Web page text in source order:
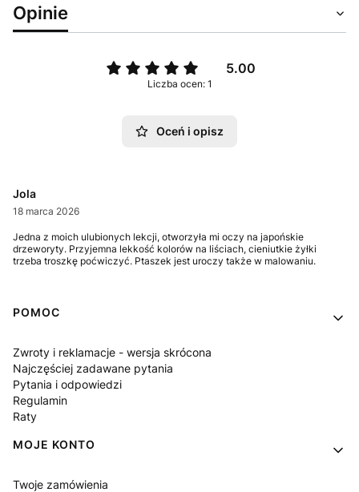
Opinie
5.00
Liczba ocen: 1
Oceń i opisz
Jola
18 marca 2026
Jedna z moich ulubionych lekcji, otworzyła mi oczy na japońskie
drzeworyty. Przyjemna lekkość kolorów na liściach, cieniutkie żyłki
trzeba troszkę poćwiczyć. Ptaszek jest uroczy także w malowaniu.
Linki w stopce
POMOC
Zwroty i reklamacje - wersja skrócona
Najczęściej zadawane pytania
Pytania i odpowiedzi
Regulamin
Raty
MOJE KONTO
Twoje zamówienia